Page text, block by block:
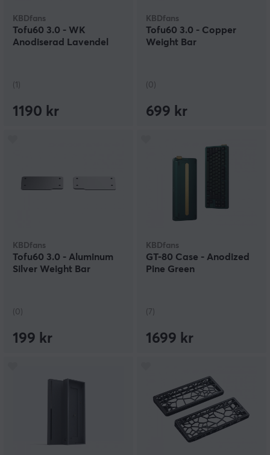
KBDfans
Tofu60 3.0 - WK
Anodiserad Lavendel
(1)
1190 kr
KBDfans
Tofu60 3.0 - Copper
Weight Bar
(0)
699 kr
KBDfans
Tofu60 3.0 - Aluminum
Silver Weight Bar
(0)
199 kr
KBDfans
GT-80 Case - Anodized
Pine Green
(7)
1699 kr